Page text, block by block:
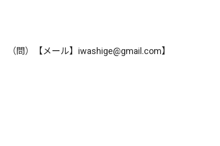
（問）【メール】iwashige@gmail.com】